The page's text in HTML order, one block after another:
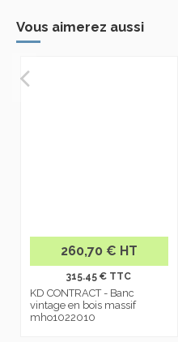
Vous aimerez aussi
260,70 € HT
315.45 € TTC
KD CONTRACT - Banc
vintage en bois massif
mho1022010